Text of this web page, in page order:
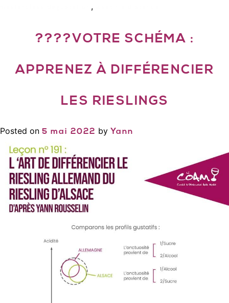
,
????VOTRE SCHÉMA :
APPRENEZ À DIFFÉRENCIER
LES RIESLINGS
Posted on 5 mai 2022 by Yann